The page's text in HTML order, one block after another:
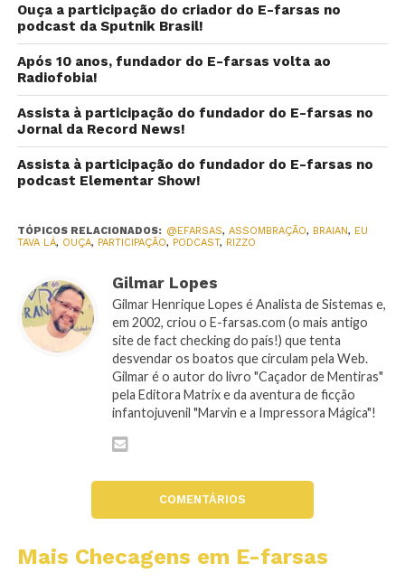
Ouça a participação do criador do E-farsas no
podcast da Sputnik Brasil!
Após 10 anos, fundador do E-farsas volta ao
Radiofobia!
Assista à participação do fundador do E-farsas no
Jornal da Record News!
Assista à participação do fundador do E-farsas no
podcast Elementar Show!
TÓPICOS RELACIONADOS: @EFARSAS, ASSOMBRAÇÃO, BRAIAN, EU
TAVA LÁ, OUÇA, PARTICIPAÇÃO, PODCAST, RIZZO
Gilmar Lopes
Gilmar Henrique Lopes é Analista de Sistemas e,
em 2002, criou o E-farsas.com (o mais antigo
site de fact checking do país!) que tenta
desvendar os boatos que circulam pela Web.
Gilmar é o autor do livro "Caçador de Mentiras"
pela Editora Matrix e da aventura de ficção
infantojuvenil "Marvin e a Impressora Mágica"!
COMENTÁRIOS
Mais Checagens em E-farsas